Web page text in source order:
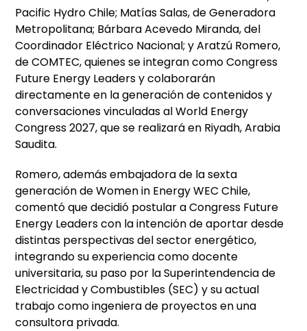
Pacific Hydro Chile; Matías Salas, de Generadora
Metropolitana; Bárbara Acevedo Miranda, del
Coordinador Eléctrico Nacional; y Aratzú Romero,
de COMTEC, quienes se integran como Congress
Future Energy Leaders y colaborarán
directamente en la generación de contenidos y
conversaciones vinculadas al World Energy
Congress 2027, que se realizará en Riyadh, Arabia
Saudita.
Romero, además embajadora de la sexta
generación de Women in Energy WEC Chile,
comentó que decidió postular a Congress Future
Energy Leaders con la intención de aportar desde
distintas perspectivas del sector energético,
integrando su experiencia como docente
universitaria, su paso por la Superintendencia de
Electricidad y Combustibles (SEC) y su actual
trabajo como ingeniera de proyectos en una
consultora privada.